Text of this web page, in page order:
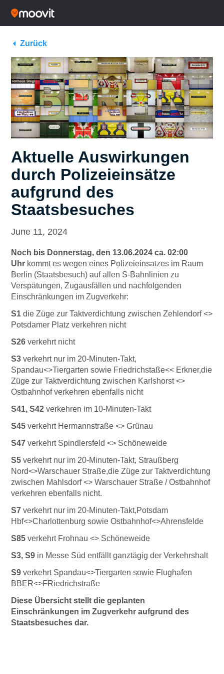
Zurück
Aktuelle Auswirkungen
durch Polizeieinsätze
aufgrund des
Staatsbesuches
June 11, 2024
Noch bis Donnerstag, den 13.06.2024 ca. 02:00
Uhr kommt es wegen eines Polizeieinsatzes im Raum
Berlin (Staatsbesuch) auf allen S-Bahnlinien zu
Verspätungen, Zugausfällen und nachfolgenden
Einschränkungen im Zugverkehr:
S1 die Züge zur Taktverdichtung zwischen Zehlendorf <>
Potsdamer Platz verkehren nicht
S26 verkehrt nicht
S3 verkehrt nur im 20-Minuten-Takt,
Spandau<>Tiergarten sowie Friedrichstaße<< Erkner,die
Züge zur Taktverdichtung zwischen Karlshorst <>
Ostbahnhof verkehren ebenfalls nicht
S41, S42 verkehren im 10-Minuten-Takt
S45 verkehrt Hermannstraße <> Grünau
S47 verkehrt Spindlersfeld <> Schöneweide
S5 verkehrt nur im 20-Minuten-Takt, Straußberg
Nord<>Warschauer Straße,die Züge zur Taktverdichtung
zwischen Mahlsdorf <> Warschauer Straße / Ostbahnhof
verkehren ebenfalls nicht.
S7 verkehrt nur im 20-Minuten-Takt,Potsdam
Hbf<>Charlottenburg sowie Ostbahnhof<>Ahrensfelde
S85 verkehrt Frohnau <> Schöneweide
S3, S9 in Messe Süd entfällt ganztägig der Verkehrshalt
S9 verkehrt Spandau<>Tiergarten sowie Flughafen
BBER<>FRiedrichstraße
Diese Übersicht stellt die geplanten
Einschränkungen im Zugverkehr aufgrund des
Staatsbesuches dar.